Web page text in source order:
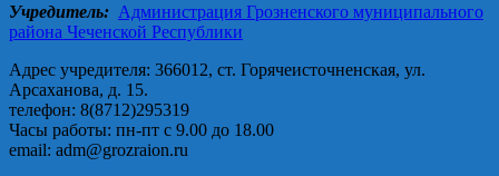
Учредитель: Администрация Грозненского муниципального
района Чеченской Республики
Адрес учредителя: 366012, ст. Горячеисточненская, ул.
Арсаханова, д. 15.
телефон: 8(8712)295319
Часы работы: пн-пт с 9.00 до 18.00
email: adm@grozraion.ru